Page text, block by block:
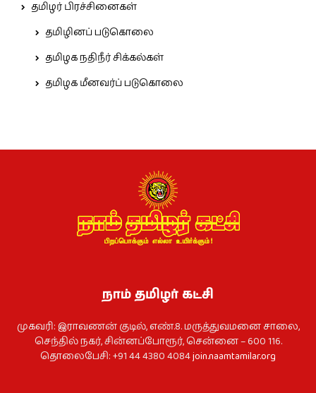
தமிழர் பிரச்சினைகள்
தமிழினப் படுகொலை
தமிழக நதிநீர் சிக்கல்கள்
தமிழக மீனவர்ப் படுகொலை
நாம் தமிழர் கட்சி
முகவரி: இராவணன் குடில், எண்.8. மருத்துவமனை சாலை,
செந்தில் நகர், சின்னப்போரூர், சென்னை – 600 116.
தொலைபேசி: +91 44 4380 4084join.naamtamilar.org